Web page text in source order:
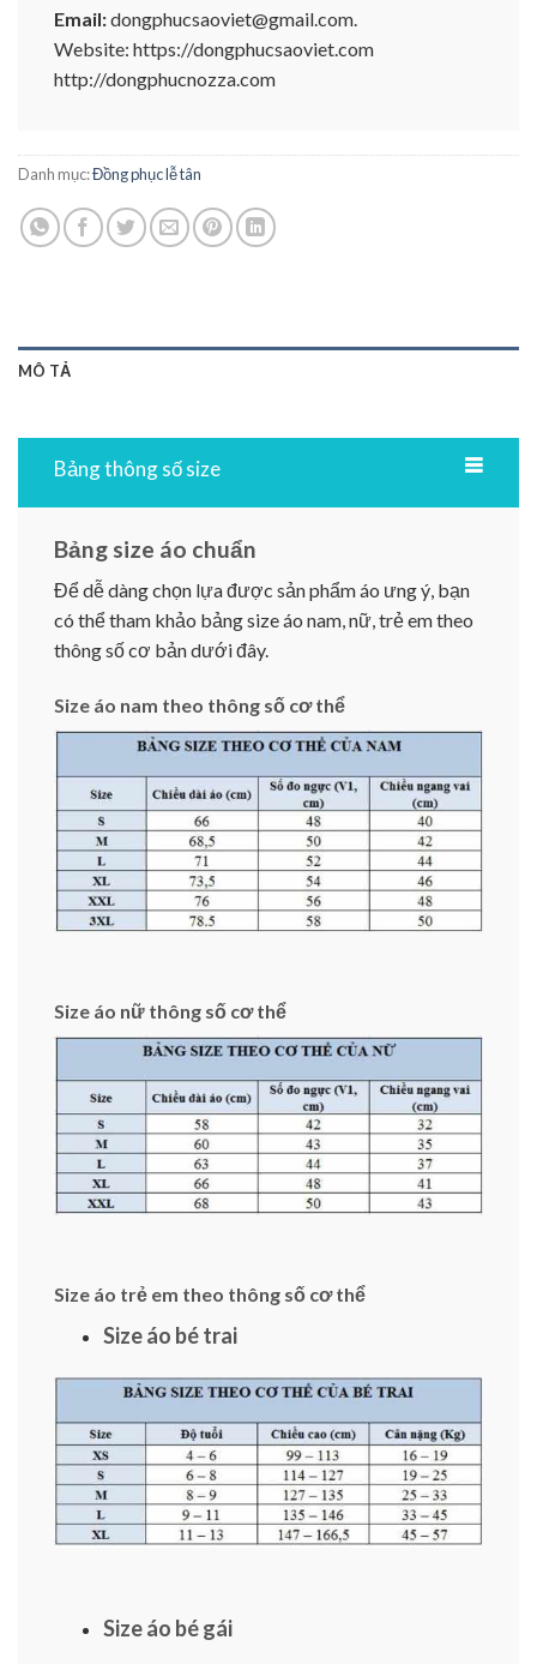
Email:dongphucsaoviet@gmail.com.
Website: https://dongphucsaoviet.com
http://dongphucnozza.com
Danh mục:Đồng phục lễ tân
MÔ TẢ
Bảng thông số size
Bảng size áo chuẩn
Để dễ dàng chọn lựa được sản phẩm áo ưng ý, bạn
có thể tham khảo bảng size áo nam, nữ, trẻ em theo
thông số cơ bản dưới đây.
Size áo nam theo thông số cơ thể
Size áo nữ thông số cơ thể
Size áo trẻ em theo thông số cơ thể
Size áo bé trai
Size áo bé gái